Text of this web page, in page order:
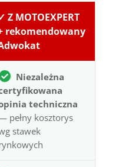
Z MOTOEXPERT
rekomendowany
Niezależna
techniczna
pełny kosztorys
stawek